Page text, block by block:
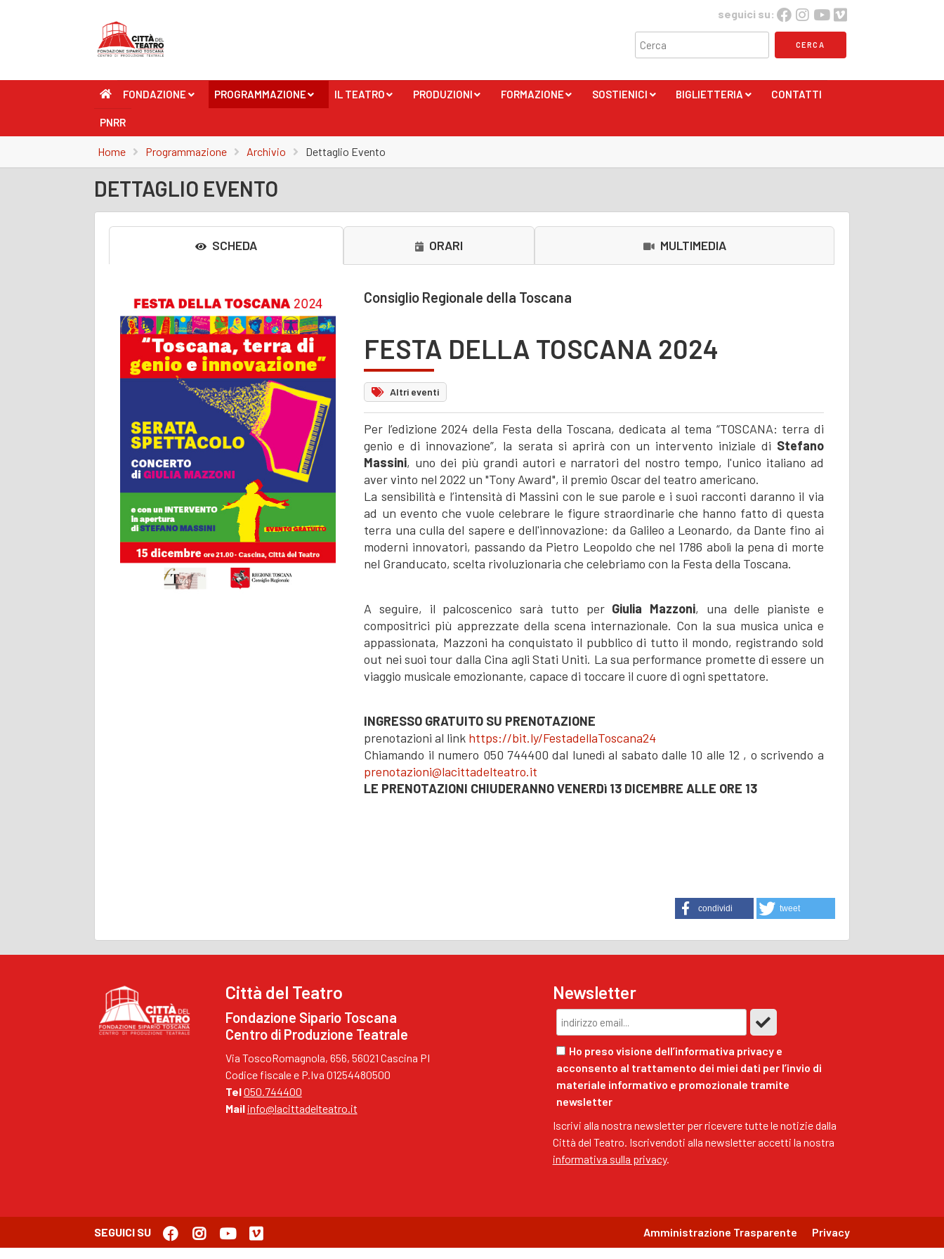
seguici su:
FONDAZIONE
+
PROGRAMMAZIONE IL TEATRO PRODUZIONI FORMAZIONE SOSTIENICI BIGLIETTERIA CONTATTI
PNRR
Home Programmazione Archivio Dettaglio Evento
DETTAGLIO EVENTO
SCHEDA ORARI MULTIMEDIA
Consiglio Regionale della Toscana
FESTA DELLA TOSCANA 2024
Altri eventi
Per l’edizione 2024 della Festa della Toscana, dedicata al tema “TOSCANA: terra di
genio e di innovazione”, la serata si aprirà con un intervento iniziale di Stefano
Massini, uno dei più grandi autori e narratori del nostro tempo, l'unico italiano ad
aver vinto nel 2022 un "Tony Award", il premio Oscar del teatro americano.
La sensibilità e l’intensità di Massini con le sue parole e i suoi racconti daranno il via
ad un evento che vuole celebrare le figure straordinarie che hanno fatto di questa
terra una culla del sapere e dell'innovazione: da Galileo a Leonardo, da Dante fino ai
moderni innovatori, passando da Pietro Leopoldo che nel 1786 abolì la pena di morte
nel Granducato, scelta rivoluzionaria che celebriamo con la Festa della Toscana.
A seguire, il palcoscenico sarà tutto per Giulia Mazzoni, una delle pianiste e
compositrici più apprezzate della scena internazionale. Con la sua musica unica e
appassionata, Mazzoni ha conquistato il pubblico di tutto il mondo, registrando sold
out nei suoi tour dalla Cina agli Stati Uniti. La sua performance promette di essere un
viaggio musicale emozionante, capace di toccare il cuore di ogni spettatore.
INGRESSO GRATUITO SU PRENOTAZIONE
prenotazioni al link https://bit.ly/FestadellaToscana24
Chiamando il numero 050 744400 dal lunedì al sabato dalle 10 alle 12 , o scrivendo a
prenotazioni@lacittadelteatro.it
LE PRENOTAZIONI CHIUDERANNO VENERDì 13 DICEMBRE ALLE ORE 13
condividi tweet
Città del Teatro
Fondazione Sipario Toscana
Centro di Produzione Teatrale
Via ToscoRomagnola, 656, 56021 Cascina PI
Codice fiscale e P.Iva 01254480500
Tel050.744400
Mail info@lacittadelteatro.it
Newsletter
Ho preso visione dell’informativa privacy e
acconsento al trattamento dei miei dati per l’invio di
materiale informativo e promozionale tramite
newsletter
Iscrivi alla nostra newsletter per ricevere tutte le notizie dalla
Città del Teatro. Iscrivendoti alla newsletter accetti la nostra
informativa sulla privacy.
SEGUICI SU Amministrazione Trasparente Privacy